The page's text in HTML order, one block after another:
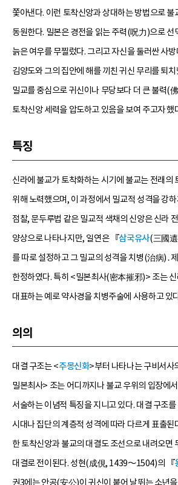
쫓아낸다. 이런 토착신앙과 상대하는 방법으로 불
동원한다. 밀본은 경전을 읽는 주력(呪力)으로 선
늙은 여우를 무찔렀다. 그리고 자신을 둘러싼 사
김양도와 그의 집안에 해를 끼친 귀신 무리를 퇴
밀교를 중심으로 귀신이나 무당보다 더 큰 불력(
토착신앙 세력을 압도하고 있음을 보여 주고자 했
특징
신라에 불교가 토착화하는 시기에 불교는 전래의
위해 노력했으며, 이 과정에서 밀교적 성격을 강
점찰, 문두루법 같은 밀교적 색채의 신앙은 신라
양상으로 나타나지만, 일연은 『삼국유사(三國
를 따로 설정하고 그 밀교의 성격을 치병(治病)․
한정하였다. 특히 <밀본최사(密本摧邪)> 조는
대표하는 예로 약사경을 치병주술에 사용하고 있
의의
대결 구조는 <주몽신화>부터 나타나는 구비서사
밀본최사> 조는 어디까지나 불교 우위의 입장에
서술하는 이념적 특징을 지니고 있다. 대결 구조
시대나 집단의 계층적 성격에 따라 다르게 표출된
한 토착신앙과 불교의 대결도 조선으로 내려오면
대결로 전이된다. 성현(成俔, 1439～1504)의 『
권3에는 안공(安公)이 귀신이 붙어 날뛰는 소년